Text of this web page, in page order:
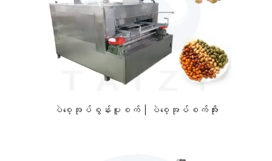
ပဲစေ့အုပ်စွန်းပူစက် | ပဲစေ့အုပ်စက်အိုး